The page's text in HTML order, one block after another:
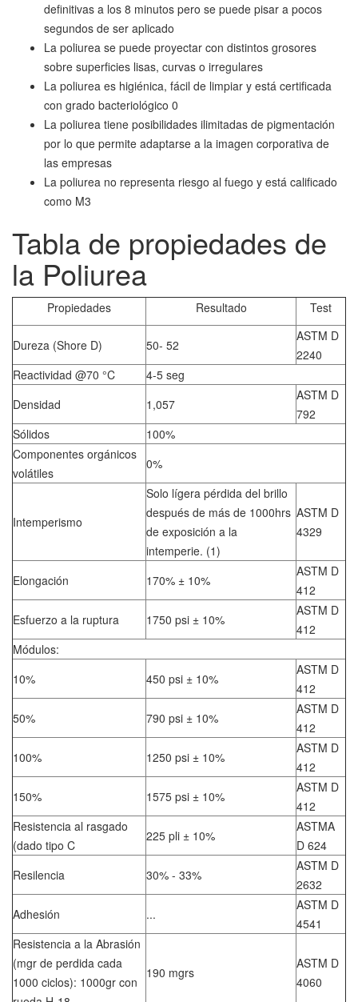
definitivas a los 8 minutos pero se puede pisar a pocos
segundos de ser aplicado
La poliurea se puede proyectar con distintos grosores
sobre superficies lisas, curvas o irregulares
La poliurea es higiénica, fácil de limpiar y está certificada
con grado bacteriológico 0
La poliurea tiene posibilidades ilimitadas de pigmentación
por lo que permite adaptarse a la imagen corporativa de
las empresas
La poliurea no representa riesgo al fuego y está calificado
como M3
Tabla de propiedades de
la Poliurea
Propiedades Resultado Test
Dureza (Shore D) 50- 52
ASTM D
2240
Reactividad @70 °C
4-5 seg
Densidad
1,057
ASTM D
792
Sólidos
100%
Componentes orgánicos
volátiles
0%
Intemperismo
Solo lígera pérdida del brillo
después de más de 1000hrs
de exposición a la
intemperie. (1)
ASTM D
4329
Elongación 170% ± 10%
ASTM D
412
Esfuerzo a la ruptura
1750 psi ± 10%
ASTM D
412
Módulos:
10%
450 psi ± 10%
ASTM D
412
50%
790 psi ± 10%
ASTM D
412
100%
1250 psi ± 10%
ASTM D
412
150%
1575 psi ± 10%
ASTM D
412
Resistencia al rasgado
(dado tipo C
225 pli ± 10%
ASTMA
D 624
Resilencia
30% - 33%
ASTM D
2632
Adhesión
...
ASTM D
4541
Resistencia a la Abrasión
(mgr de perdida cada
1000 ciclos): 1000gr con
190 mgrs
ASTM D
4060